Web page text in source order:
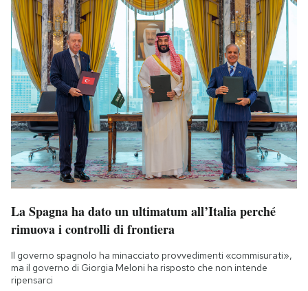
La Spagna ha dato un ultimatum all’Italia perché
rimuova i controlli di frontiera
Il governo spagnolo ha minacciato provvedimenti «commisurati»,
ma il governo di Giorgia Meloni ha risposto che non intende
ripensarci